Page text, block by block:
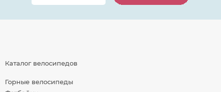
Каталог велосипедов
Горные велосипеды